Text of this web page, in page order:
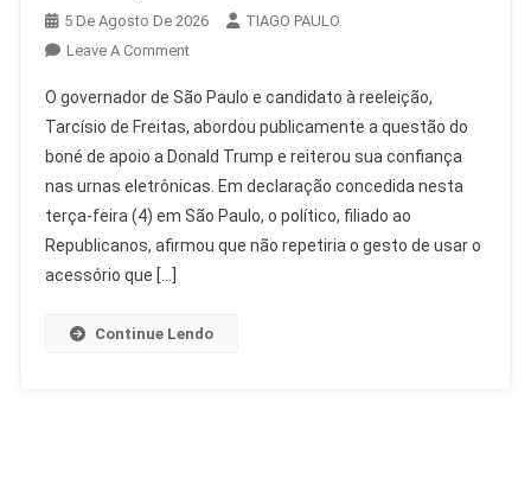
5 De Agosto De 2026
TIAGO PAULO
Leave A CommentOn
De
Freitas:
Boné
De
Trump
E
O governador de São Paulo e candidato à reeleição,
Tarcísio de Freitas, abordou publicamente a questão do
boné de apoio a Donald Trump e reiterou sua confiança
nas urnas eletrônicas. Em declaração concedida nesta
terça-feira (4) em São Paulo, o político, filiado ao
Republicanos, afirmou que não repetiria o gesto de usar o
acessório que […]
Continue Lendo